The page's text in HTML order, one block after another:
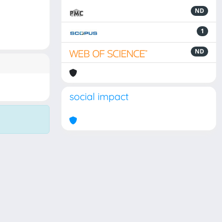
ND
1
ND
social impact